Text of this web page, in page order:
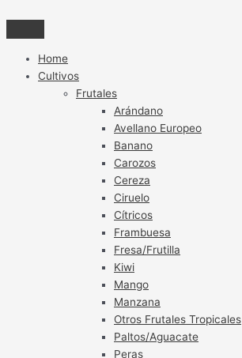
Home
Cultivos
Frutales
Arándano
Avellano Europeo
Banano
Carozos
Cereza
Ciruelo
Cítricos
Frambuesa
Fresa/Frutilla
Kiwi
Mango
Manzana
Otros Frutales Tropicales
Paltos/Aguacate
Peras